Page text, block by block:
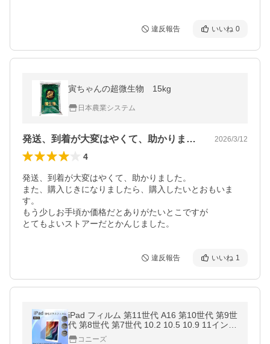
違反報告 いいね 0
寅ちゃんの超微生物 15kg
日本農業システム
発送、到着が大変はやくて、助かりました… 2026/3/12
4
発送、到着が大変はやくて、助かりました。
また、購入じきになりましたら、購入したいとおもいま
す。
もう少しお手頃か価格だとありがたいとこですが
とてもよいストアーだとかんじました。
違反報告 いいね 1
iPad フィルム 第11世代 A16 第10世代 第9世
代 第8世代 第7世代 10.2 10.5 10.9 11インチ
9.7 ガラスフィルム
コニーズ